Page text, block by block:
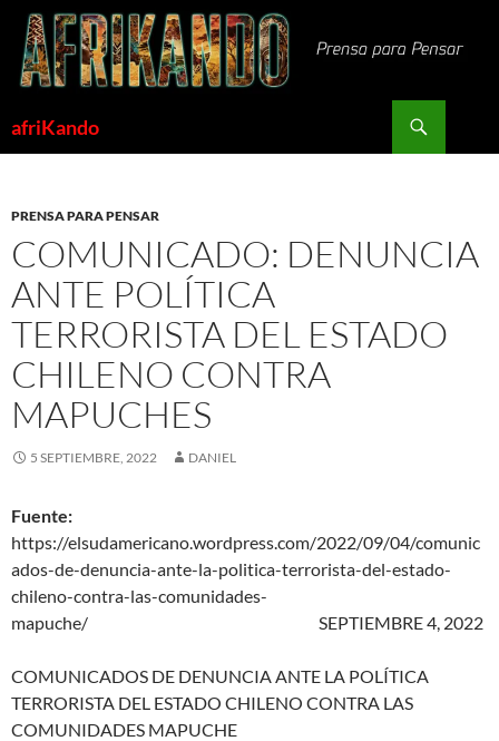
Saltar
contenido
afriKando
PRENSA PARA PENSAR
COMUNICADO: DENUNCIA
ANTE POLÍTICA
TERRORISTA DEL ESTADO
CHILENO CONTRA
MAPUCHES
5 SEPTIEMBRE, 2022 DANIEL
Fuente:
https://elsudamericano.wordpress.com/2022/09/04/comunic
ados-de-denuncia-ante-la-politica-terrorista-del-estado-
chileno-contra-las-comunidades-
mapuche/ SEPTIEMBRE 4, 2022
COMUNICADOS DE DENUNCIA ANTE LA POLÍTICA
TERRORISTA DEL ESTADO CHILENO CONTRA LAS
COMUNIDADES MAPUCHE